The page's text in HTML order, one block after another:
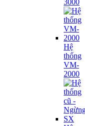
3000
Hệ
thống
VM-
2000